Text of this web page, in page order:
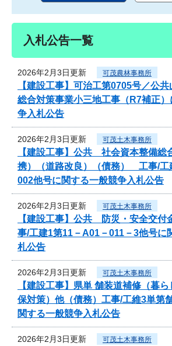
入札公告一覧
2026年2月3日更新 可茂農林事務所
【建設工事】可治工第0705号／公
総合対策事業小三地工事（R7補正
争入札公告
2026年2月3日更新 可茂土木事務所
【建設工事】公共 社会資本整備総
携）（道路改良）（債務） 工事/工
002他号に関する一般競争入札公告
2026年2月3日更新 可茂土木事務所
【建設工事】公共 防災・安全交
事/工建1第11－A01－011－3他号に
札公告
2026年2月3日更新 可茂土木事務所
【建設工事】県単 舗装道補修（暮
保対策）他（債務）工事/工維3単第
関する一般競争入札公告
2026年2月3日更新 可茂土木事務所